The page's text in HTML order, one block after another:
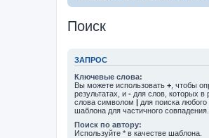
Поиск
ЗАПРОС
Ключевые слова:
Вы можете использовать + , чтобы
результатах, и - для слов, которых в
слова символом | для поиска
шаблона для частичного совпадения.
Поиск по автору:
Используйте * в качестве шаблона.